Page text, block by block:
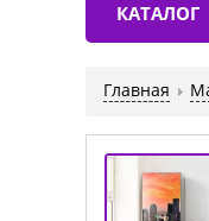
КАТАЛОГ
Главная